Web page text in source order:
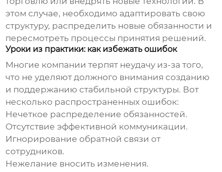
этом случае, необходимо адаптировать свою
структуру, распределить новые обязанности и
пересмотреть процессы принятия решений.
Уроки из практики: как избежать ошибок
Многие компании терпят неудачу из-за того,
что не уделяют должного внимания созданию
и поддержанию стабильной структуры. Вот
несколько распространенных ошибок:
Нечеткое распределение обязанностей.
Отсутствие эффективной коммуникации.
Игнорирование обратной связи от
сотрудников.
Нежелание вносить изменения.